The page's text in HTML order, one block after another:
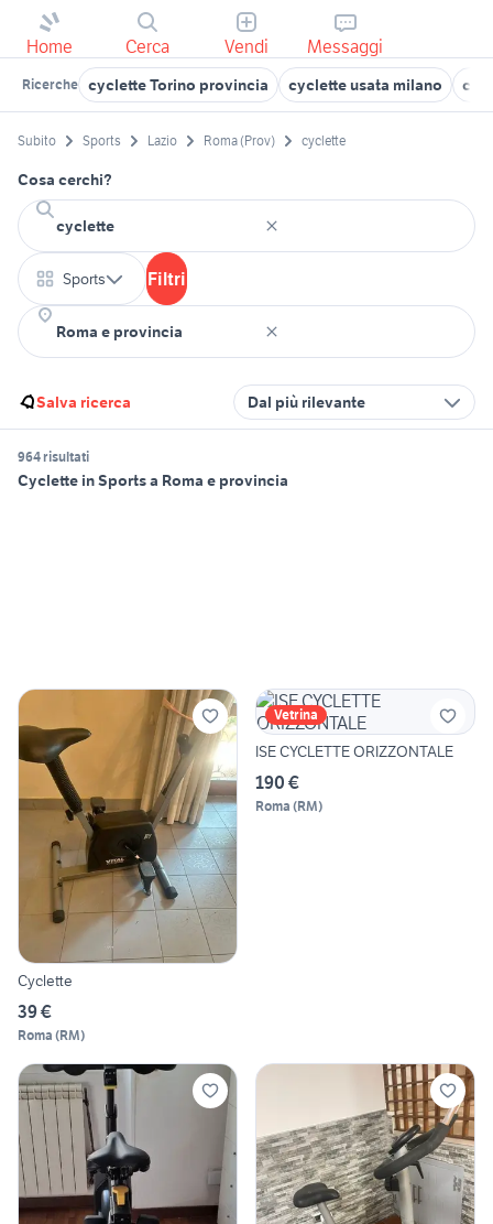
Home Cerca Vendi Messaggi
Ricerche cyclette Torino provincia cyclette usata milano
Subito Sports Lazio Roma (Prov) cyclette
Cosa cerchi?
Sports Filtri
Salva ricerca Dal più rilevante
964 risultati
Cyclette in Sports a Roma e provincia
Cyclette
39 €
Roma (RM)
Vetrina
ISE CYCLETTE ORIZZONTALE
190 €
Roma (RM)